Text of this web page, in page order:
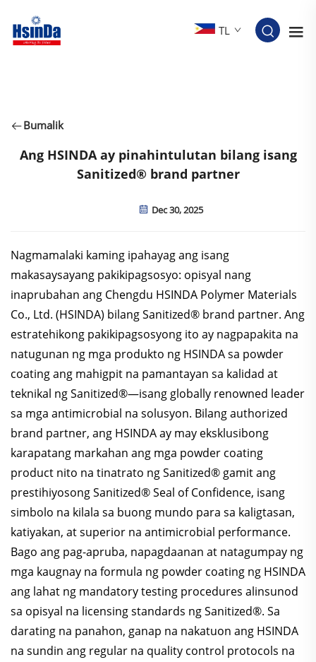
TL
Bumalik
Ang HSINDA ay pinahintulutan bilang isang
Sanitized® brand partner
Dec 30, 2025
Nagmamalaki kaming ipahayag ang isang
makasaysayang pakikipagsosyo: opisyal nang
inaprubahan ang Chengdu HSINDA Polymer Materials
Co., Ltd. (HSINDA) bilang Sanitized® brand partner. Ang
estratehikong pakikipagsosyong ito ay nagpapakita na
natugunan ng mga produkto ng HSINDA sa powder
coating ang mahigpit na pamantayan sa kalidad at
teknikal ng Sanitized®—isang globally renowned leader
sa mga antimicrobial na solusyon. Bilang authorized
brand partner, ang HSINDA ay may eksklusibong
karapatang markahan ang mga powder coating
product nito na tinatrato ng Sanitized® gamit ang
prestihiyosong Sanitized® Seal of Confidence, isang
simbolo na kilala sa buong mundo para sa kaligtasan,
katiyakan, at superior na antimicrobial performance.
Bago ang pag-apruba, napagdaanan at natagumpay ng
mga kaugnay na formula ng powder coating ng HSINDA
ang lahat ng mandatory testing procedures alinsunod
sa opisyal na licensing standards ng Sanitized®. Sa
darating na panahon, ganap na nakatuon ang HSINDA
na sundin ang regular na quality control protocols na